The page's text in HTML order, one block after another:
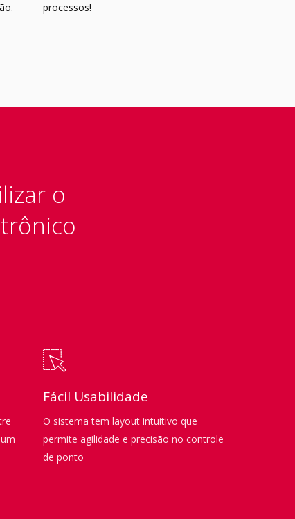
processos!
o
Fácil Usabilidade
O sistema tem layout intuitivo que
permite agilidade e precisão no controle
de ponto